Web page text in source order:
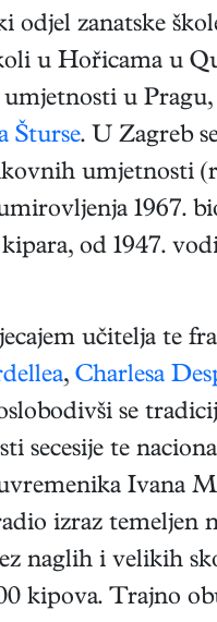
odjel zanatske
u Hořicama u
u
Šturse. U Zagreb
umjetnosti
1967.
od 1947.
učitelja te
, Charlesa
se
secesije te
Ivana
izraz temeljen
naglih i velikih
kipova. Trajno